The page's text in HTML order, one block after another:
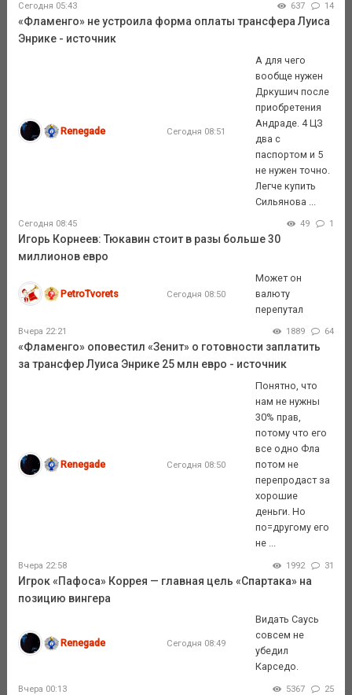
Сегодня 05:43 637 14
«Фламенго» не устроила форма оплаты трансфера Луиса
Энрике - источник
Renegade Сегодня 08:51
А для чего
вообще нужен
Дркушич после
приобретения
Андраде. 4 ЦЗ
два с
паспортом и 5
не нужен точно.
Легче купить
Сильянова ...
Сегодня 08:45 49 1
Игорь Корнеев: Тюкавин стоит в разы больше 30
миллионов евро
PetroTvorets Сегодня 08:50
Может он
валюту
перепутал
Вчера 22:21 1889 64
«Фламенго» оповестил «Зенит» о готовности заплатить
за трансфер Луиса Энрике 25 млн евро - источник
Renegade Сегодня 08:50
Понятно, что
нам не нужны
30% прав,
потому что его
все одно Фла
потом не
перепродаст за
хорошие
деньги. Но
по=другому его
не ...
Вчера 22:58 1992 31
Игрок «Пафоса» Коррея — главная цель «Спартака» на
позицию вингера
Renegade Сегодня 08:49
Видать Саусь
совсем не
убедил
Карседо.
Вчера 00:13 5367 25